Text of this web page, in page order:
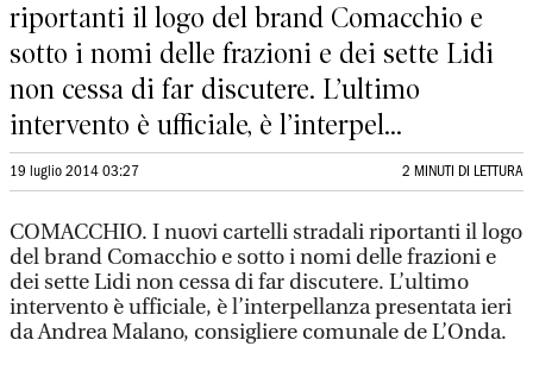
riportanti il logo del brand Comacchio e
sotto i nomi delle frazioni e dei sette Lidi
non cessa di far discutere. L’ultimo
intervento è ufficiale, è l’interpel...
19 luglio 2014 03:27 2 MINUTI DI LETTURA
COMACCHIO. I nuovi cartelli stradali riportanti il logo
del brand Comacchio e sotto i nomi delle frazioni e
dei sette Lidi non cessa di far discutere. L’ultimo
intervento è ufficiale, è l’interpellanza presentata ieri
da Andrea Malano, consigliere comunale de L’Onda.